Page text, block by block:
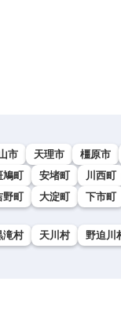
市 天理市 橿原市
鳩町 安堵町 川西町
野町 大淀町 下市町
滝村 天川村 野迫川